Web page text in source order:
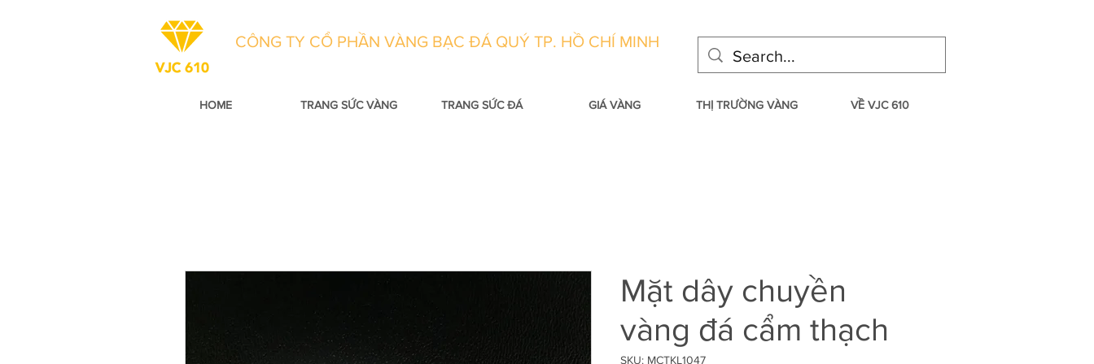
CÔNG TY CỔ PHẦN VÀNG BẠC ĐÁ QUÝ TP. HỒ CHÍ MINH
HOME TRANG SỨC VÀNG TRANG SỨC ĐÁ GIÁ VÀNG THỊ TRƯỜNG VÀNG VỀ VJC 610
Mặt dây chuyền
vàng đá cẩm thạch
SKU: MCTKL1047